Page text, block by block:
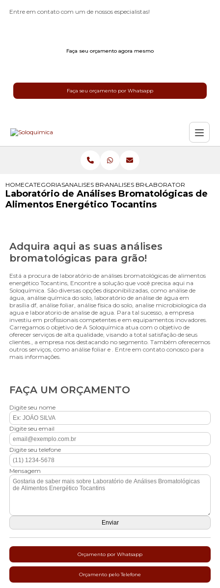
Entre em contato com um de nossos especialistas!
Faça seu orçamento agora mesmo
Faça seu orçamento por Whatsapp
HOMECATEGORIASANALISES BROMATOLOGICAS
ANALISES BROMATOLOGICAS PARA
LABORATORIO DE
Laboratório de Análises Bromatológicas de
Alimentos Energético Tocantins
Adquira aqui as suas análises
bromatológicas para grão!
Está a procura de laboratório de análises bromatológicas de alimentos
energético Tocantins, Encontre a solução que você precisa aqui na
Soloquímica. São diversas opções disponibilizadas, como análise de
água, análise química do solo, laboratório de análise de água em
brasília df, análise foliar, análise física do solo, analise microbiologica da
agua e laboratorio de analise de agua. Para tal sucesso, a empresa
investiu em profissionais competentes e em equipamentos inovadores.
Carregamos o objetivo de A Soloquímica atua com o objetivo de
oferecer serviços de alta qualidade, visando a total satisfação de seus
clientes., a empresa nos destacando no segmento. Também oferecemos
outros serviços, como análise foliar e . Entre em contato conosco para
mais informações.
FAÇA UM ORÇAMENTO
Digite seu nome
Digite seu email
Digite seu telefone
Mensagem
Orçamento por Whatsapp
Orçamento pelo Telefone